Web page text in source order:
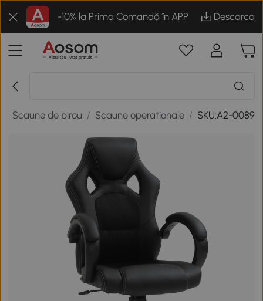
-10% la Prima Comandă în APP Descarca
Scaune de birou / Scaune operationale / SKU:A2-0089